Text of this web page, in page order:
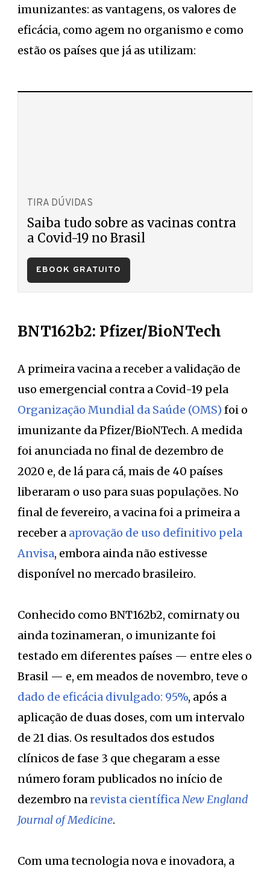
imunizantes: as vantagens, os valores de
eficácia, como agem no organismo e como
estão os países que já as utilizam:
TIRA DÚVIDAS
Saiba tudo sobre as vacinas contra
a Covid-19 no Brasil
EBOOK GRATUITO
BNT162b2: Pfizer/BioNTech
A primeira vacina a receber a validação de
uso emergencial contra a Covid-19 pela
Organização Mundial da Saúde (OMS) foi o
imunizante da Pfizer/BioNTech. A medida
foi anunciada no final de dezembro de
2020 e, de lá para cá, mais de 40 países
liberaram o uso para suas populações. No
final de fevereiro, a vacina foi a primeira a
receber a aprovação de uso definitivo pela
Anvisa, embora ainda não estivesse
disponível no mercado brasileiro.
Conhecido como BNT162b2, comirnaty ou
ainda tozinameran, o imunizante foi
testado em diferentes países — entre eles o
Brasil — e, em meados de novembro, teve o
dado de eficácia divulgado: 95%, após a
aplicação de duas doses, com um intervalo
de 21 dias. Os resultados dos estudos
clínicos de fase 3 que chegaram a esse
número foram publicados no início de
dezembro narevista científicaNew England
Journal of Medicine.
Com uma tecnologia nova e inovadora, a